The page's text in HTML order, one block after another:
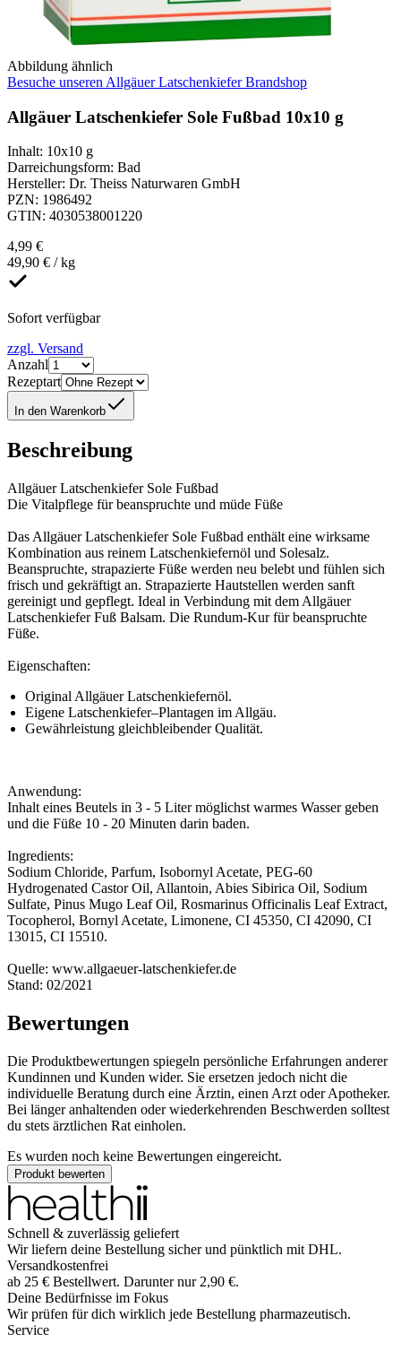
Abbildung ähnlich
Besuche unseren Allgäuer Latschenkiefer Brandshop
Allgäuer Latschenkiefer Sole Fußbad 10x10 g
Inhalt: 10x10 g
Darreichungsform: Bad
Hersteller: Dr. Theiss Naturwaren GmbH
PZN: 1986492
GTIN: 4030538001220
4,99 €
49,90 € / kg
Sofort verfügbar
zzgl. Versand
Anzahl
Rezeptart
In den Warenkorb
Beschreibung
Allgäuer Latschenkiefer Sole Fußbad
Die Vitalpflege für beanspruchte und müde Füße
Das Allgäuer Latschenkiefer Sole Fußbad enthält eine wirksame
Kombination aus reinem Latschenkiefernöl und Solesalz.
Beanspruchte, strapazierte Füße werden neu belebt und fühlen sich
frisch und gekräftigt an. Strapazierte Hautstellen werden sanft
gereinigt und gepflegt. Ideal in Verbindung mit dem Allgäuer
Latschenkiefer Fuß Balsam. Die Rundum-Kur für beanspruchte
Füße.
Eigenschaften:
Original Allgäuer Latschenkiefernöl.
Eigene Latschenkiefer–Plantagen im Allgäu.
Gewährleistung gleichbleibender Qualität.
Anwendung:
Inhalt eines Beutels in 3 - 5 Liter möglichst warmes Wasser geben
und die Füße 10 - 20 Minuten darin baden.
Ingredients:
Sodium Chloride, Parfum, Isobornyl Acetate, PEG-60
Hydrogenated Castor Oil, Allantoin, Abies Sibirica Oil, Sodium
Sulfate, Pinus Mugo Leaf Oil, Rosmarinus Officinalis Leaf Extract,
Tocopherol, Bornyl Acetate, Limonene, CI 45350, CI 42090, CI
13015, CI 15510.
Quelle: www.allgaeuer-latschenkiefer.de
Stand: 02/2021
Bewertungen
Die Produktbewertungen spiegeln persönliche Erfahrungen anderer
Kundinnen und Kunden wider. Sie ersetzen jedoch nicht die
individuelle Beratung durch eine Ärztin, einen Arzt oder Apotheker.
Bei länger anhaltenden oder wiederkehrenden Beschwerden solltest
du stets ärztlichen Rat einholen.
Es wurden noch keine Bewertungen eingereicht.
Produkt bewerten
Schnell & zuverlässig geliefert
Wir liefern deine Bestellung sicher und pünktlich mit DHL.
Versandkostenfrei
ab 25 € Bestellwert. Darunter nur 2,90 €.
Deine Bedürfnisse im Fokus
Wir prüfen für dich wirklich jede Bestellung pharmazeutisch.
Service